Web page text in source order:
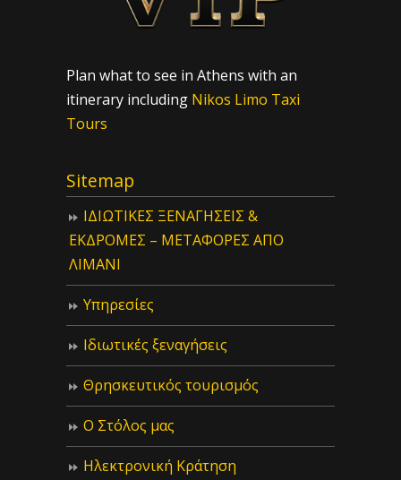
Plan what to see in Athens with an
itinerary including Nikos Limo Taxi
Tours
Sitemap
ΙΔIΩΤΙΚΕΣ ΞΕΝΑΓΗΣΕΙΣ &
ΕΚΔΡΟΜΕΣ – ΜΕΤΑΦΟΡΕΣ ΑΠΟ
ΛΙΜΑΝΙ
Υπηρεσίες
Ιδιωτικές ξεναγήσεις
Θρησκευτικός τουρισμός
Ο Στόλος μας
Ηλεκτρονική Κράτηση